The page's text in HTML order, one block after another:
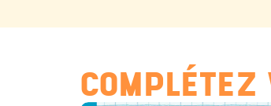
COMPLÉTEZ